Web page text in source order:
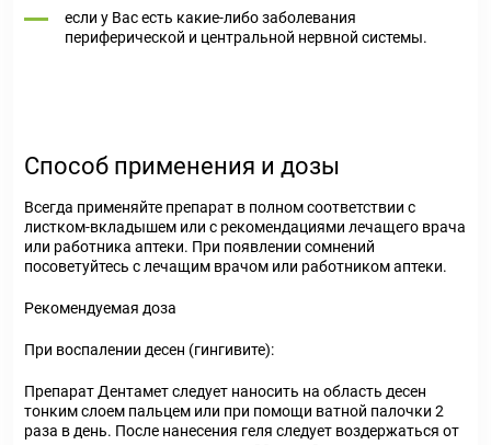
если у Вас есть какие-либо заболевания
периферической и центральной нервной системы.
Способ применения и дозы
Всегда применяйте препарат в полном соответствии с
листком-вкладышем или с рекомендациями лечащего врача
или работника аптеки. При появлении сомнений
посоветуйтесь с лечащим врачом или работником аптеки.
Рекомендуемая доза
При воспалении десен (гингивите):
Препарат Дентамет следует наносить на область десен
тонким слоем пальцем или при помощи ватной палочки 2
раза в день. После нанесения геля следует воздержаться от